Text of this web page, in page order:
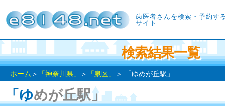
歯医者さんを検索・予約す
サイト
検索結果一覧
ホーム ＞ 「神奈川県」 ＞ 「泉区」 ＞ 「ゆめが丘駅」
「ゆめが丘駅」